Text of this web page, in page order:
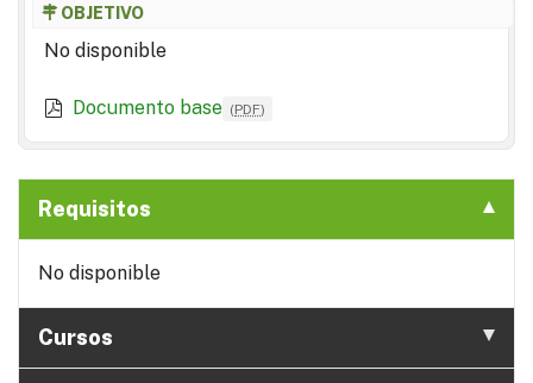
OBJETIVO
No disponible
Documento base (PDF)
Requisitos
No disponible
Cursos